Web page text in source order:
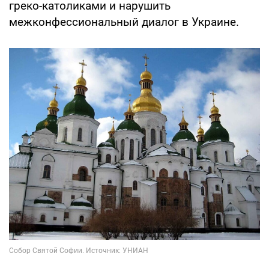
греко-католиками и нарушить
межконфессиональный диалог в Украине.